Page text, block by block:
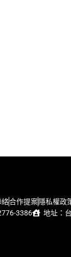
絡合作提案隱私權政
3386
地址：